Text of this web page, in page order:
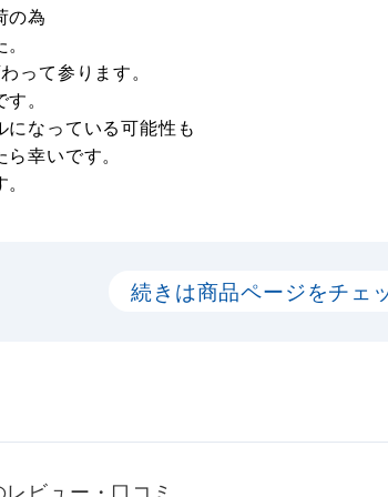
の為
って参ります。
。
なっている可能性も
幸いです。
続きは商品ページをチェ